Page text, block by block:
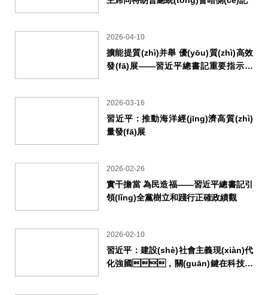
2026-04-10
擴能提質(zhì)并舉 優(yōu)質(zhì)高效
發(fā)展——習近平總書記重要指示激
2026-03-16
習近平：推動海洋經(jīng)濟高質(zhì)
量發(fā)展
2026-02-26
實干擔當 為民造福——習近平總書記引
領(lǐng)全黨樹立和踐行正確政績觀
2026-02-10
習近平：建設(shè)社會主義現(xiàn)代
化強國，關(guān)鍵在科技自